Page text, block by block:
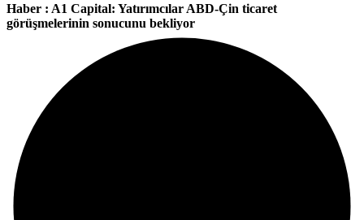
Haber : A1 Capital: Yatırımcılar ABD-Çin ticaret
görüşmelerinin sonucunu bekliyor